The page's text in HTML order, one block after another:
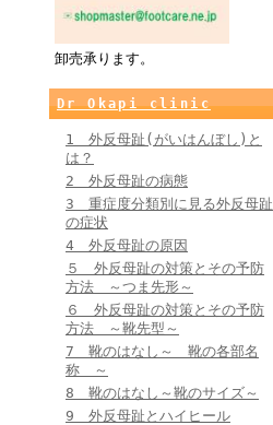
卸売承ります。
Dr Okapi clinic
1 外反母趾(がいはんぼし)と
は？
2 外反母趾の病態
3 重症度分類別に見る外反母趾
の症状
4 外反母趾の原因
５ 外反母趾の対策とその予防
方法 ～つま先形～
６ 外反母趾の対策とその予防
方法 ～靴先型～
7 靴のはなし～ 靴の各部名
称 ～
8 靴のはなし～靴のサイズ～
9 外反母趾とハイヒール